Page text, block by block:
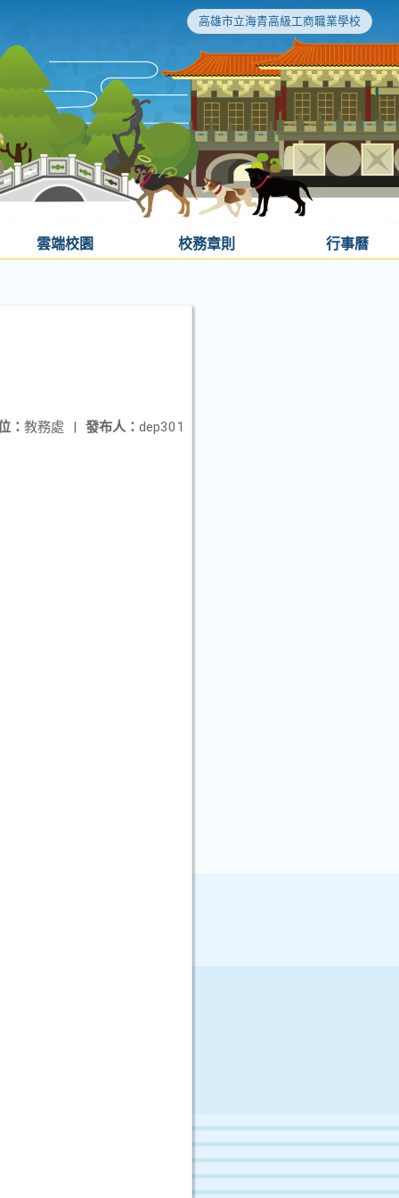
高雄市立海青高級工商職業學校
雲端校園 校務章則 行事曆
發布人： dep301
： 教務處 |